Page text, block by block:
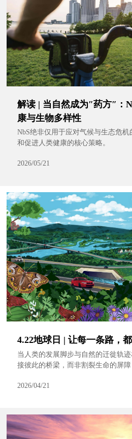
解读 | 当自然成为″药方″：
康与生物多样性
NbS绝非仅用于应对气候与生态危
和促进人类健康的核心策略。
2026/05/21
4.22地球日 | 让每一条路，
当人类的发展脚步与自然的迁徙轨
接彼此的桥梁，而非割裂生命的屏
2026/04/21